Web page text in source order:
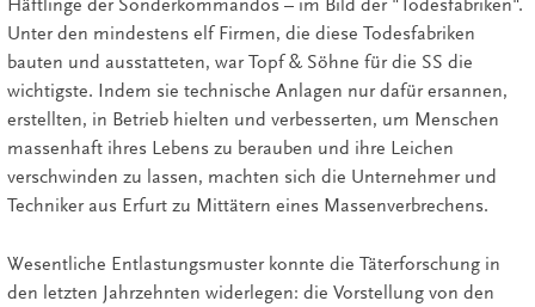
Häftlinge der Sonderkommandos – im Bild der "Todesfabriken".
Unter den mindestens elf Firmen, die diese Todesfabriken
bauten und ausstatteten, war Topf & Söhne für die SS die
wichtigste. Indem sie technische Anlagen nur dafür ersannen,
erstellten, in Betrieb hielten und verbesserten, um Menschen
massenhaft ihres Lebens zu berauben und ihre Leichen
verschwinden zu lassen, machten sich die Unternehmer und
Techniker aus Erfurt zu Mittätern eines Massenverbrechens.
Wesentliche Entlastungsmuster konnte die Täterforschung in
den letzten Jahrzehnten widerlegen: die Vorstellung von den